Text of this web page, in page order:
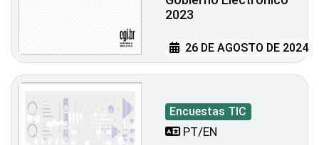
2023
26 DE AGOSTO DE 2024
Encuestas TIC
PT/EN